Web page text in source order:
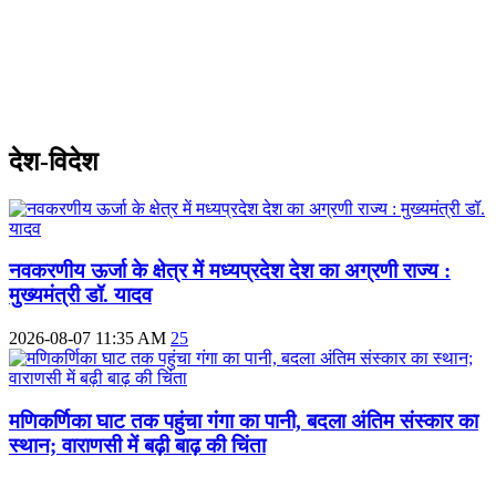
देश-विदेश
नवकरणीय ऊर्जा के क्षेत्र में मध्यप्रदेश देश का अग्रणी राज्य :
मुख्यमंत्री डॉ. यादव
2026-08-07 11:35 AM 25
मणिकर्णिका घाट तक पहुंचा गंगा का पानी, बदला अंतिम संस्कार का
स्थान; वाराणसी में बढ़ी बाढ़ की चिंता